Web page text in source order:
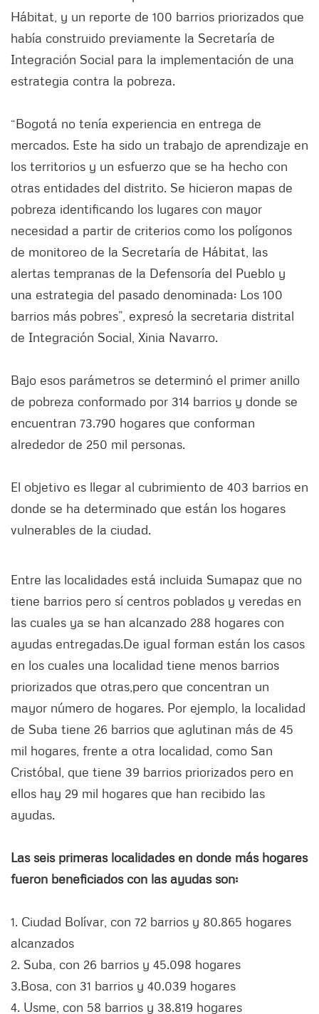
Hábitat, y un reporte de 100 barrios priorizados que
había construido previamente la Secretaría de
Integración Social para la implementación de una
estrategia contra la pobreza.
“Bogotá no tenía experiencia en entrega de
mercados. Este ha sido un trabajo de aprendizaje en
los territorios y un esfuerzo que se ha hecho con
otras entidades del distrito. Se hicieron mapas de
pobreza identificando los lugares con mayor
necesidad a partir de criterios como los polígonos
de monitoreo de la Secretaría de Hábitat, las
alertas tempranas de la Defensoría del Pueblo y
una estrategia del pasado denominada: Los 100
barrios más pobres”, expresó la secretaria distrital
de Integración Social, Xinia Navarro.
Bajo esos parámetros se determinó el primer anillo
de pobreza conformado por 314 barrios y donde se
encuentran 73.790 hogares que conforman
alrededor de 250 mil personas.
El objetivo es llegar al cubrimiento de 403 barrios en
donde se ha determinado que están los hogares
vulnerables de la ciudad.
Entre las localidades está incluida Sumapaz que no
tiene barrios pero sí centros poblados y veredas en
las cuales ya se han alcanzado 288 hogares con
ayudas entregadas.De igual forman están los casos
en los cuales una localidad tiene menos barrios
priorizados que otras,pero que concentran un
mayor número de hogares. Por ejemplo, la localidad
de Suba tiene 26 barrios que aglutinan más de 45
mil hogares, frente a otra localidad, como San
Cristóbal, que tiene 39 barrios priorizados pero en
ellos hay 29 mil hogares que han recibido las
ayudas.
Las seis primeras localidades en donde más hogares
fueron beneficiados con las ayudas son:
1. Ciudad Bolívar, con 72 barrios y 80.865 hogares
alcanzados
2. Suba, con 26 barrios y 45.098 hogares
3.Bosa, con 31 barrios y 40.039 hogares
4. Usme, con 58 barrios y 38.819 hogares